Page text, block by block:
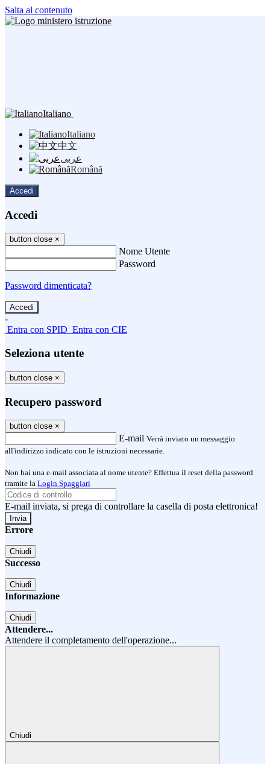
Salta al contenuto
Italiano
Italiano
中文
عربى
Română
Accedi
Accedi
button close ×
Nome Utente
Password
Password dimenticata?
-
Entra con SPID Entra con CIE
Seleziona utente
button close ×
Recupero password
button close ×
E-mail Verrà inviato un messaggio
all'indirizzo indicato con le istruzioni necessarie.
Non hai una e-mail associata al nome utente? Effettua il reset della password
tramite la Login Spaggiari
E-mail inviata, si prega di controllare la casella di posta elettronica!
Errore
Chiudi
Successo
Chiudi
Informazione
Chiudi
Attendere...
Attendere il completamento dell'operazione...
Chiudi